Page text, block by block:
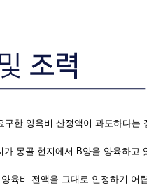
한 양육비 산정액이 과도하다는
몽골 현지에서 B양을 양육하
육비 전액을 그대로 인정하기 어